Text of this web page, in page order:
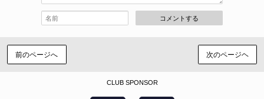
コメントする
前のページへ 次のページヘ
CLUB SPONSOR